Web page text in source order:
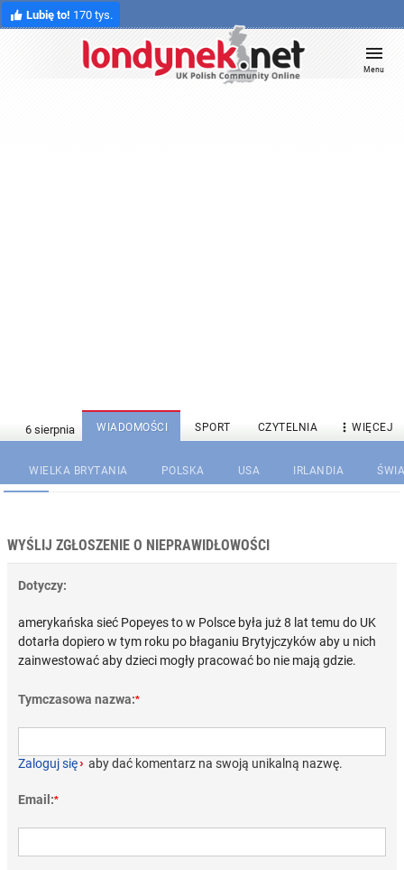
Lubię to! 170 tys.
Menu
WIADOMOŚCI SPORT CZYTELNIA  WIĘCEJ
WIELKA BRYTANIA POLSKA USA IRLANDIA
WYŚLIJ ZGŁOSZENIE O NIEPRAWIDŁOWOŚCI
Dotyczy:
amerykańska sieć Popeyes to w Polsce była już 8 lat temu do UK
dotarła dopiero w tym roku po błaganiu Brytyjczyków aby u nich
zainwestować aby dzieci mogły pracować bo nie mają gdzie.
Tymczasowa nazwa:*
Zaloguj się› aby dać komentarz na swoją unikalną nazwę.
Email:*